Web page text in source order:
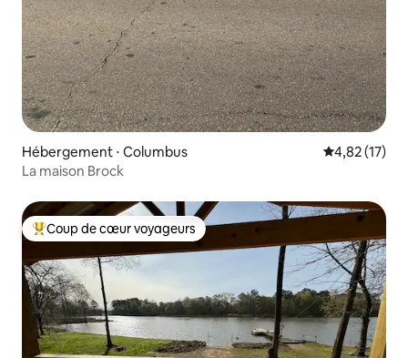
Hébergement ⋅ Columbus Évaluation
4,82 (17)
La maison Brock
Coups de cœur voyageurs les plus appréciés
Coup de cœur voyageurs